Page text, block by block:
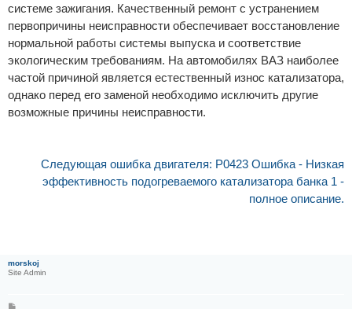
системе зажигания. Качественный ремонт с устранением
первопричины неисправности обеспечивает восстановление
нормальной работы системы выпуска и соответствие
экологическим требованиям. На автомобилях ВАЗ наиболее
частой причиной является естественный износ катализатора,
однако перед его заменой необходимо исключить другие
возможные причины неисправности.
Следующая ошибка двигателя: P0423 Ошибка - Низкая
эффективность подогреваемого катализатора банка 1 -
полное описание.
morskoj
Site Admin